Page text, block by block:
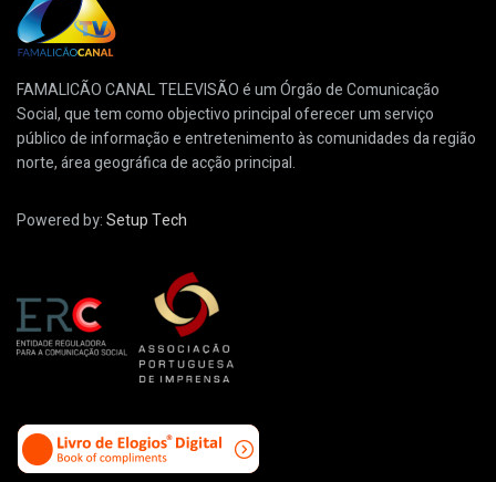
FAMALICÃO CANAL TELEVISÃO é um Órgão de Comunicação
Social, que tem como objectivo principal oferecer um serviço
público de informação e entretenimento às comunidades da região
norte, área geográfica de acção principal.
Powered by:Setup Tech